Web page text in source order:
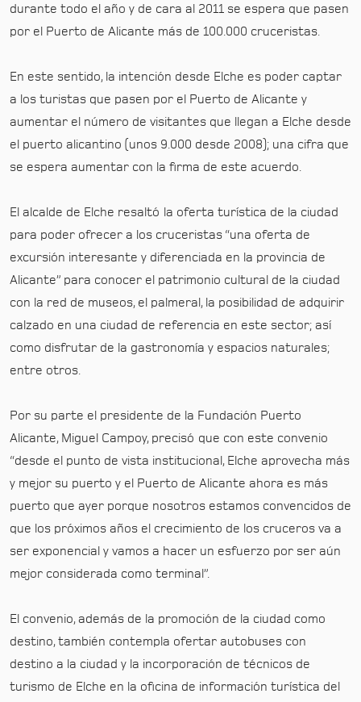
durante todo el año y de cara al 2011 se espera que pasen
por el Puerto de Alicante más de 100.000 cruceristas.
En este sentido, la intención desde Elche es poder captar
a los turistas que pasen por el Puerto de Alicante y
aumentar el número de visitantes que llegan a Elche desde
el puerto alicantino (unos 9.000 desde 2008); una cifra que
se espera aumentar con la firma de este acuerdo.
El alcalde de Elche resaltó la oferta turística de la ciudad
para poder ofrecer a los cruceristas “una oferta de
excursión interesante y diferenciada en la provincia de
Alicante” para conocer el patrimonio cultural de la ciudad
con la red de museos, el palmeral, la posibilidad de adquirir
calzado en una ciudad de referencia en este sector; así
como disfrutar de la gastronomía y espacios naturales;
entre otros.
Por su parte el presidente de la Fundación Puerto
Alicante, Miguel Campoy, precisó que con este convenio
“desde el punto de vista institucional, Elche aprovecha más
y mejor su puerto y el Puerto de Alicante ahora es más
puerto que ayer porque nosotros estamos convencidos de
que los próximos años el crecimiento de los cruceros va a
ser exponencial y vamos a hacer un esfuerzo por ser aún
mejor considerada como terminal”.
El convenio, además de la promoción de la ciudad como
destino, también contempla ofertar autobuses con
destino a la ciudad y la incorporación de técnicos de
turismo de Elche en la oficina de información turística del